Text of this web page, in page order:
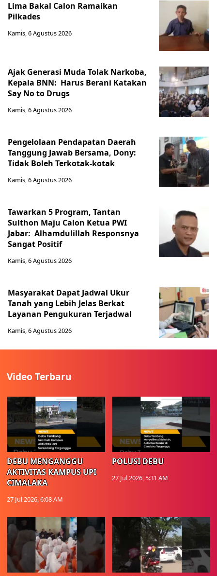
Lima Bakal Calon Ramaikan
Pilkades
Kamis, 6 Agustus 2026
Ajak Generasi Muda Tolak Narkoba,
Kepala BNN: Harus Berani Katakan
Say No to Drugs
Kamis, 6 Agustus 2026
Pengelolaan Pendapatan Daerah
Tanggung Jawab Bersama, Dony:
Tidak Boleh Terkotak-kotak
Kamis, 6 Agustus 2026
Tawarkan 5 Program, Tantan
Sulthon Maju Calon Ketua PWI
Jabar: Alhamdulillah Responsnya
Sangat Positif
Kamis, 6 Agustus 2026
Masyarakat Dapat Jadwal Ukur
Tanah yang Lebih Jelas Berkat
Layanan Pengukuran Terjadwal
Kamis, 6 Agustus 2026
Video Terbaru
DEBU MENGANGGU
AKTIVITAS KAMPUS UPI
CIMALAKA
27 Jul 2026, 6:08 AM
POLUSI DEBU
27 Jul 2026, 5:31 AM